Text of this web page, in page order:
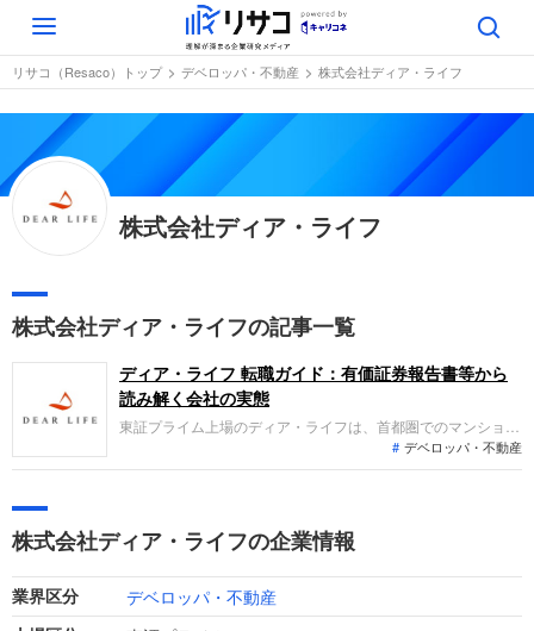
Toggle
navigation
リサコ（Resaco）トップ デベロッパ・不動産 株式会社ディア・ライフ
株式会社ディア・ライフ
株式会社ディア・ライフの記事一覧
ディア・ライフ 転職ガイド：有価証券報告書等から
読み解く会社の実態
東証プライム上場のディア・ライフは、首都圏でのマンション
開発や収益不動産の投資・運用を行うリアルエステート事業を
主力とします。人材派遣を行うセールスプロモーション事業も
デベロッパ・不動産
株式会社ディア・ライフの企業情報
業界区分 デベロッパ・不動産